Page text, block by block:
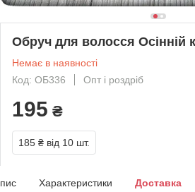
Обруч для волосся Осінній
Немає в наявності
Код: ОБ336
Опт і роздріб
195 ₴
185 ₴ від 10 шт.
Характеристики Доставка